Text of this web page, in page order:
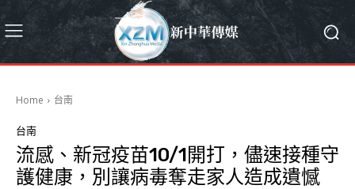
Home 台南
台南
流感、新冠疫苗10/1開打，儘速接種守
護健康，別讓病毒奪走家人造成遺憾